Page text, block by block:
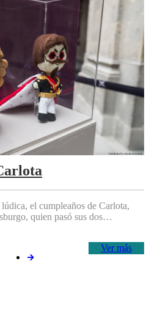
el cumpleaños de Carlota,
quien pasó sus dos…
Ver más